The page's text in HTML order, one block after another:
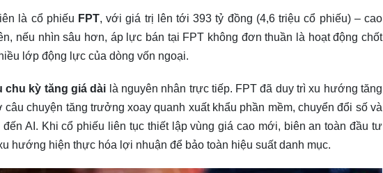
là cổ phiếu FPT, với giá trị lên tới 393 tỷ đồng (4,6 triệu cổ phiếu) – cao
nếu nhìn sâu hơn, áp lực bán tại FPT không đơn thuần là hoạt động chốt
lớp động lực của dòng vốn ngoại.
chu kỳ tăng giá dài là nguyên nhân trực tiếp. FPT đã duy trì xu hướng tăng
câu chuyện tăng trưởng xoay quanh xuất khẩu phần mềm, chuyển đổi số và
AI. Khi cổ phiếu liên tục thiết lập vùng giá cao mới, biên an toàn đầu tư
hướng hiện thực hóa lợi nhuận để bảo toàn hiệu suất danh mục.